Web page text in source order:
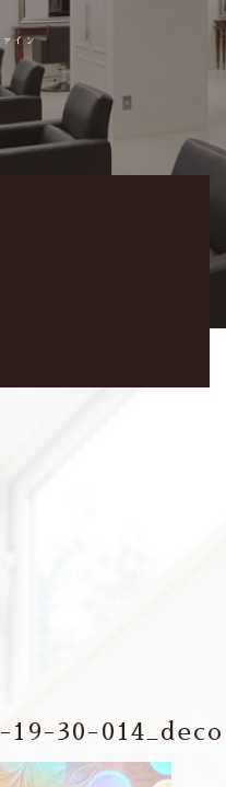
イン
19-30-014_deco